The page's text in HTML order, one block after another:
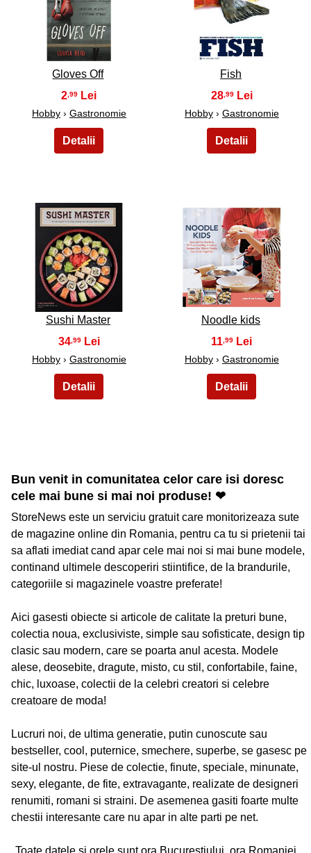
47
Gloves Off
2 ,99
Hobby› Gastronomie
48
Fish
28 ,99
Hobby› Gastronomie
49
Sushi Master
34 ,99
Hobby› Gastronomie
50
Noodle kids
11 ,99
Hobby› Gastronomie
Bun venit in comunitatea celor care isi doresc
cele mai bune si mai noi produse! ❤
StoreNews este un serviciu gratuit care monitorizeaza sute
de magazine online din Romania, pentru ca tu si prietenii tai
sa aflati imediat cand apar cele mai noi si mai bune modele,
continand ultimele descoperiri stiintifice, de la brandurile,
categoriile si magazinele voastre preferate!
Aici gasesti obiecte si articole de calitate la preturi bune,
colectia noua, exclusiviste, simple sau sofisticate, design tip
clasic sau modern, care se poarta anul acesta. Modele
alese, deosebite, dragute, misto, cu stil, confortabile, faine,
chic, luxoase, colectii de la celebri creatori si celebre
creatoare de moda!
Lucruri noi, de ultima generatie, putin cunoscute sau
bestseller, cool, puternice, smechere, superbe, se gasesc pe
site-ul nostru. Piese de colectie, finute, speciale, minunate,
sexy, elegante, de fite, extravagante, realizate de designeri
renumiti, romani si straini. De asemenea gasiti foarte multe
chestii interesante care nu apar in alte parti pe net.
Toate datele si orele sunt ora Bucurestiului, ora Romaniei